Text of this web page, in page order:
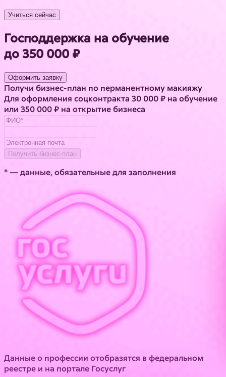
Учиться сейчас
Господдержка на обучение
до 350 000 ₽
Оформить заявку
Получи бизнес-план по перманентному макияжу
Для оформления соцконтракта 30 000 ₽ на обучение
или 350 000 ₽ на открытие бизнеса
Получить бизнес-план
* — данные, обязательные для заполнения
Данные о профессии отобразятся в федеральном
реестре и на портале Госуслуг